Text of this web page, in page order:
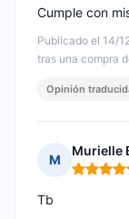
Publicado el 14/
tras una compra
Cumple con
Opinión
M
Murielle
Nota: 5
Tb